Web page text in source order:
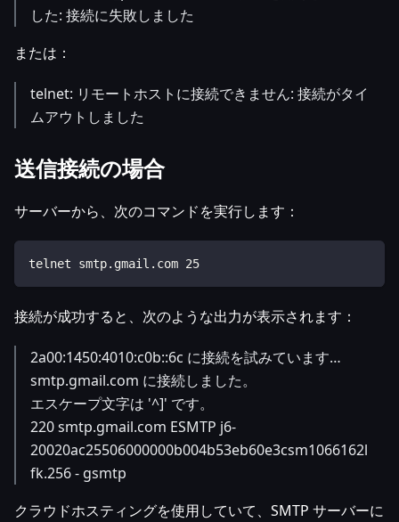
した: 接続に失敗しました
または：
telnet: リモートホストに接続できません: 接続がタイ
ムアウトしました
送信接続の場合
サーバーから、次のコマンドを実行します：
telnet smtp.gmail.com 25
接続が成功すると、次のような出力が表示されます：
2a00:1450:4010:c0b::6c に接続を試みています…
smtp.gmail.com に接続しました。
エスケープ文字は '^]' です。
220 smtp.gmail.com ESMTP j6-
20020ac25506000000b004b53eb60e3csm1066162l
fk.256 - gsmtp
クラウドホスティングを使用していて、SMTP サーバーに